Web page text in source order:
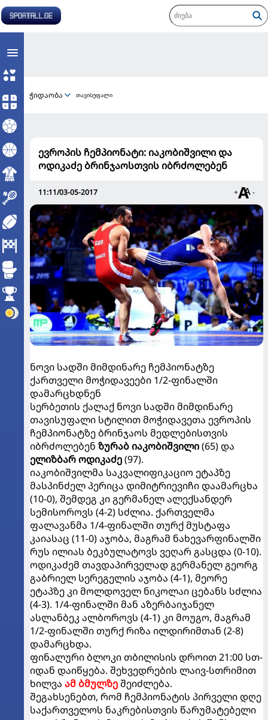
ჭიდაობა თავისუფალი
ევროპის ჩემპიონატი: იაკობიშვილი და
ოდიკაძე ბრინჯაოსთვის იბრძოლებენ
11:11/03-05-2017 + -
ნოვი სადში მიმდინარე ჩემპიონატზე
ქართველი მოჭიდავეები 1/2-ფინალში
დამარცხდნენ
სერბეთის ქალაქ ნოვი სადში მიმდინარე
თავისუფალი სტილით მოჭიდავეთა ევროპის
ჩემპიონატზე ბრინჯაოს მედლებისთვის
იბრძოლებენ ზურაბ იაკობიშვილი(65) და
ელიზბარ ოდიკაძე(97).
იაკობიშვილმა საკვალიფიკაციო ეტაპზე
მასპინძელ პერიცა დიმიტრიევიჩი დაამარცხა
(10-0), შემდეგ კი გერმანელ ალექსანდერ
სემისოროვს (4-2) სძლია. ქართველმა
ფალავანმა 1/4-ფინალში თურქ მუსტაფა
კაიასაც (11-0) აჯობა, მაგრამ ნახევარფინალში
რუს ილიას ბეკბულატოვს ვეღარ გასცდა (0-10).
ოდიკაძემ თავდაპირველად გერმანელ გეორგ
გაბრიელ სერეგელის აჯობა (4-1), მეორე
ეტაპზე კი მოლდოველ ნიკოლაი ცებანს სძლია
(4-3). 1/4-ფინალში მან აზერბაიჯანელ
ასლანბეკ ალბოროვს (4-1) კი მოუგო, მაგრამ
1/2-ფინალში თურქ რიზა ილდირიმთან (2-8)
დამარცხდა.
ფინალური ბლოკი თბილისის დროით 21:00 სთ-
იდან დაიწყება. შეხვედრების ლაივ-სთრიმით
ხილვა ამ ბმულზეშეიძლება.
შეგახსენებთ, რომ ჩემპიონატის პირველი დღე
საქართველოს ნაკრებისთვის წარუმატებელი